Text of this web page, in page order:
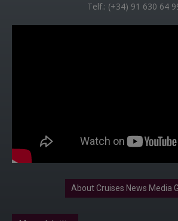
Telf.: (+34) 91 630 64
About Cruises News Media